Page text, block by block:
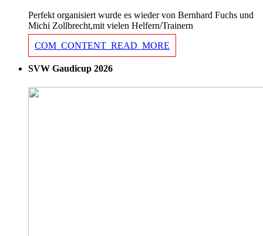
Perfekt organisiert wurde es wieder von Bernhard Fuchs und
Michi Zollbrecht,mit vielen Helfern/Trainern
COM_CONTENT_READ_MORE
SVW Gaudicup 2026